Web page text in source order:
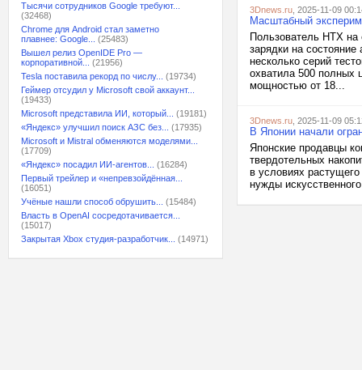
Тысячи сотрудников Google требуют...
(32468)
Chrome для Android стал заметно
плавнее: Google...
(25483)
Вышел релиз OpenIDE Pro —
корпоративной...
(21956)
Tesla поставила рекорд по числу...
(19734)
Геймер отсудил у Microsoft свой аккаунт...
(19433)
Microsoft представила ИИ, который...
(19181)
«Яндекс» улучшил поиск АЗС без...
(17935)
Microsoft и Mistral обменяются моделями...
(17709)
«Яндекс» посадил ИИ-агентов...
(16284)
Первый трейлер и «непревзойдённая...
(16051)
Учёные нашли способ обрушить...
(15484)
Власть в OpenAI сосредотачивается...
(15017)
Закрытая Xbox студия-разработчик...
(14971)
3Dnews.ru , 2025-11-09
Масштабный
Пользователь HTX
зарядки на
несколько серий
охватила 500 полных
мощностью от 18...
3Dnews.ru , 2025-11-09
В Японии начали
Японские продавцы
твердотельных
в условиях
нужды